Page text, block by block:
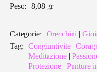
Peso:
8,08 gr
Categorie: Orecchini |
Tag:
Congiuntivite |
Meditazione |
Protezione | Punture